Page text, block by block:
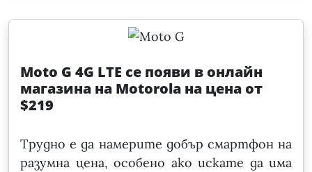
Moto G 4G LTE се появи в онлайн
магазина на Motorola на цена от
$219
Трудно е да намерите добър смартфон на
разумна цена, особено ако искате да има